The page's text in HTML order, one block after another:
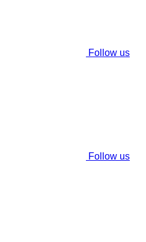
Follow us
Follow us